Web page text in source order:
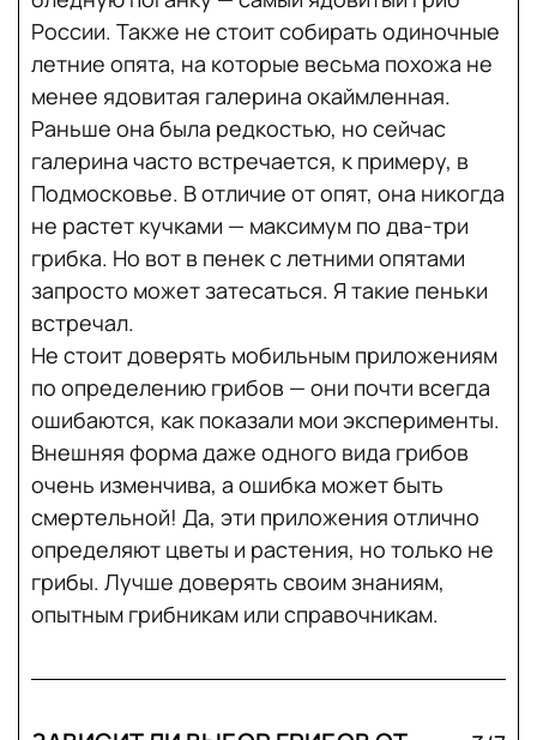
России. Также не стоит собирать одиночные
летние опята, на которые весьма похожа не
менее ядовитая галерина окаймленная.
Раньше она была редкостью, но сейчас
галерина часто встречается, к примеру, в
Подмосковье. В отличие от опят, она никогда
не растет кучками — максимум по два-три
грибка. Но вот в пенек с летними опятами
запросто может затесаться. Я такие пеньки
встречал.
Не стоит доверять мобильным приложениям
по определению грибов — они почти всегда
ошибаются, как показали мои эксперименты.
Внешняя форма даже одного вида грибов
очень изменчива, а ошибка может быть
смертельной! Да, эти приложения отлично
определяют цветы и растения, но только не
грибы. Лучше доверять своим знаниям,
опытным грибникам или справочникам.